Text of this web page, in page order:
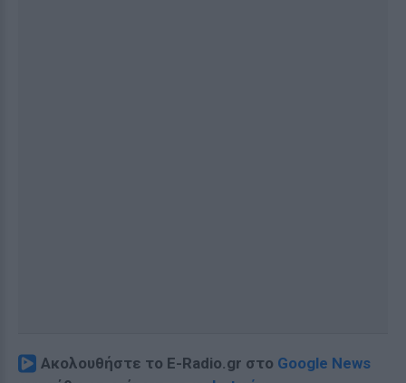
Ακολουθήστε το E-Radio.gr στο Google News